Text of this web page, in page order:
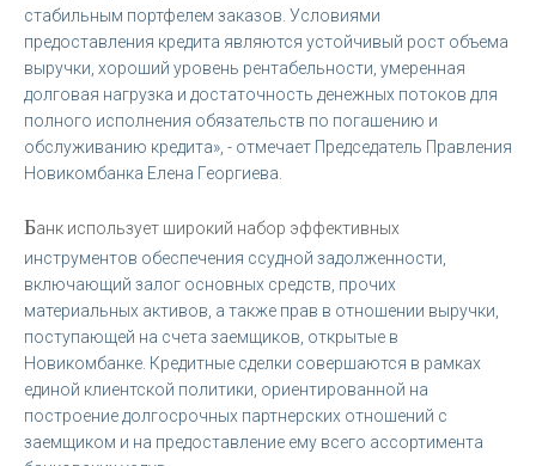
стабильным портфелем заказов. Условиями
предоставления кредита являются устойчивый рост объема
выручки, хороший уровень рентабельности, умеренная
долговая нагрузка и достаточность денежных потоков для
полного исполнения обязательств по погашению и
обслуживанию кредита», - отмечает Председатель Правления
Новикомбанка Елена Георгиева.
Банк использует широкий набор эффективных
инструментов обеспечения ссудной задолженности,
включающий залог основных средств, прочих
материальных активов, а также прав в отношении выручки,
поступающей на счета заемщиков, открытые в
Новикомбанке. Кредитные сделки совершаются в рамках
единой клиентской политики, ориентированной на
построение долгосрочных партнерских отношений с
заемщиком и на предоставление ему всего ассортимента